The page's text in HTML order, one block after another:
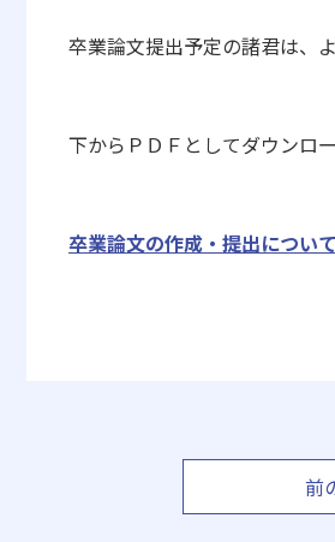
卒業論文提出予定の諸君は、
下からＰＤＦとしてダウンロ
卒業論文の作成・提出につい
前